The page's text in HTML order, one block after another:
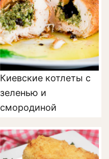
Киевские котлеты с
зеленью и
смородиной